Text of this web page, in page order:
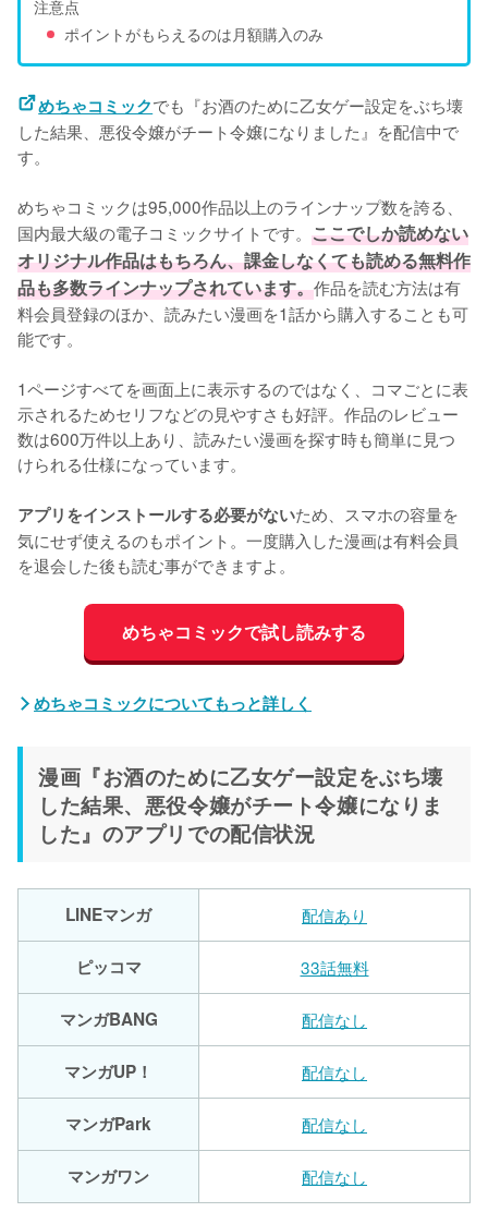
注意点
ポイントがもらえるのは月額購入のみ
めちゃコミックでも『お酒のために乙女ゲー設定をぶち壊
した結果、悪役令嬢がチート令嬢になりました』を配信中で
す。
めちゃコミックは95,000作品以上のラインナップ数を誇る、
国内最大級の電子コミックサイトです。 ここでしか読めない
オリジナル作品はもちろん、課金しなくても読める無料作
品も多数ラインナップされています。作品を読む方法は有
料会員登録のほか、読みたい漫画を1話から購入することも可
能です。
1ページすべてを画面上に表示するのではなく、コマごとに表
示されるためセリフなどの見やすさも好評。作品のレビュー
数は600万件以上あり、読みたい漫画を探す時も簡単に見つ
けられる仕様になっています。
アプリをインストールする必要がないため、スマホの容量を
気にせず使えるのもポイント。一度購入した漫画は有料会員
を退会した後も読む事ができますよ。
めちゃコミックで試し読みする
めちゃコミックについてもっと詳しく
漫画『お酒のために乙女ゲー設定をぶち壊
した結果、悪役令嬢がチート令嬢になりま
した』のアプリでの配信状況
LINEマンガ 配信あり
ピッコマ 33話無料
マンガBANG 配信なし
マンガUP！ 配信なし
マンガPark 配信なし
マンガワン 配信なし